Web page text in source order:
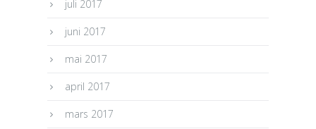
juli 2017
juni 2017
mai 2017
april 2017
mars 2017